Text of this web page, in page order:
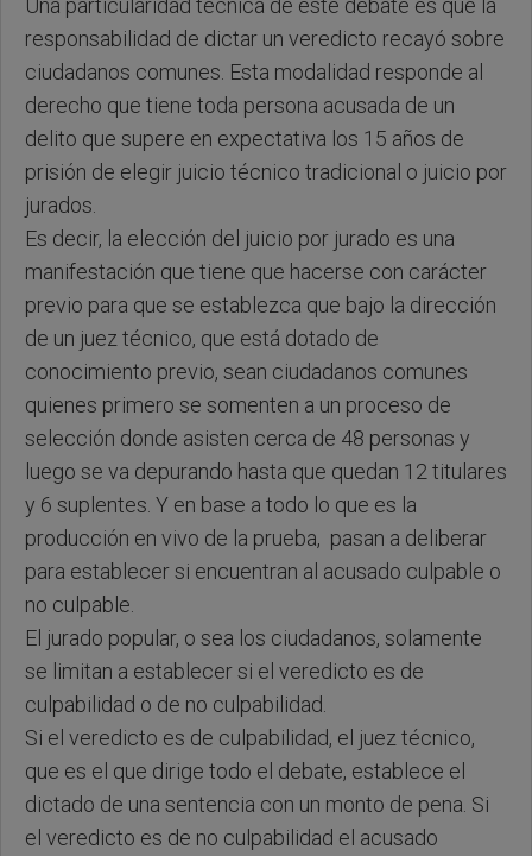
Una particularidad técnica de este debate es que la
responsabilidad de dictar un veredicto recayó sobre
ciudadanos comunes. Esta modalidad responde al
derecho que tiene toda persona acusada de un
delito que supere en expectativa los 15 años de
prisión de elegir juicio técnico tradicional o juicio por
jurados.
Es decir, la elección del juicio por jurado es una
manifestación que tiene que hacerse con carácter
previo para que se establezca que bajo la dirección
de un juez técnico, que está dotado de
conocimiento previo, sean ciudadanos comunes
quienes primero se somenten a un proceso de
selección donde asisten cerca de 48 personas y
luego se va depurando hasta que quedan 12 titulares
y 6 suplentes. Y en base a todo lo que es la
producción en vivo de la prueba, pasan a deliberar
para establecer si encuentran al acusado culpable o
no culpable.
El jurado popular, o sea los ciudadanos, solamente
se limitan a establecer si el veredicto es de
culpabilidad o de no culpabilidad.
Si el veredicto es de culpabilidad, el juez técnico,
que es el que dirige todo el debate, establece el
dictado de una sentencia con un monto de pena. Si
el veredicto es de no culpabilidad el acusado